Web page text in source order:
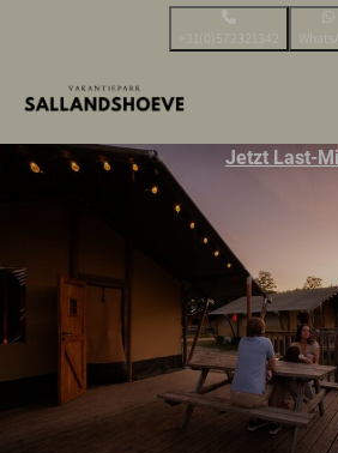
+31(0)572321342
Jetzt Last-